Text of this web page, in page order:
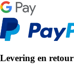
Levering en retour